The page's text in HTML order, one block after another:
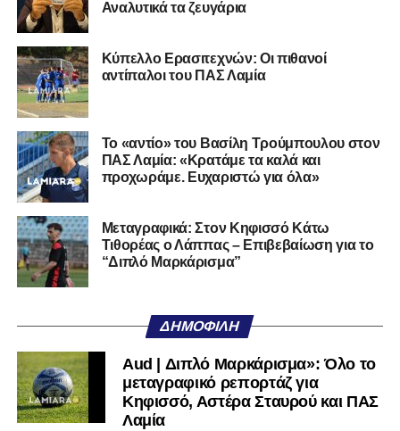
Ο 24χρονος τερματοφύλακας (γεννημένος στις
27/06/2002) προέρχεται επίσης από μία γεμάτη χρονιά
στη Γ’ Εθνική με τον ΠΑΣ Λαμία. Στο παρελθόν
αγωνίστηκε στον Λεβαδειακό, ενώ πέρασε και από ομάδες
της Serie D στην Ιταλία, όπως οι Nocerina, S. Maria
Cilento και Castrovillari, έχοντας ξεκινήσει την
ποδοσφαιρική του διαδρομή από τον Απόλλωνα Σμύρνης.
Τον καλωσορίζουμε στην οικογένεια του Σαρωνικού και
του ευχόμαστε υγεία και επιτυχίες.»
Ακολουθήστε τοlamiara.grστοGoogle Newsγια να
μαθαίνετε πρώτοι τα κυανόλευκα νέα στην Ελλάδα και τον
Twitterκαι στοInstagram
μαθαίνετε σε χρόνο dt όλα τα νέα.
Αναλυτικά τα ζευγάρια
Κύπελλο Ερασιτεχνών: Οι πιθανοί
αντίπαλοι του ΠΑΣ Λαμία
Το «αντίο» του Βασίλη Τρούμπουλου στον
ΠΑΣ Λαμία: «Κρατάμε τα καλά και
προχωράμε. Ευχαριστώ για όλα»
Μεταγραφικά: Στον Κηφισσό Κάτω
Τιθορέας ο Λάππας – Επιβεβαίωση για το
“Διπλό Μαρκάρισμα”
ΔΗΜΟΦΙΛΉ
Aud | Διπλό Μαρκάρισμα»: Όλο το
μεταγραφικό ρεπορτάζ για
Κηφισσό, Αστέρα Σταυρού και ΠΑΣ
Λαμία